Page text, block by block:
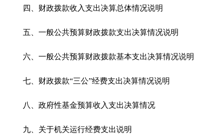
四、财政拨款收入支出决算总体情况说明
五、一般公共预算财政拨款支出决算情况说明
六、一般公共预算财政拨款基本支出决算情况说明
七、财政拨款“三公”经费支出决算情况说明
八、政府性基金预算收入支出决算情况
九、关于机关运行经费支出说明